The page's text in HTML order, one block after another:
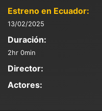
Estreno en Ecuador:
13/02/2025
Duración:
2hr 0min
Director:
Actores: